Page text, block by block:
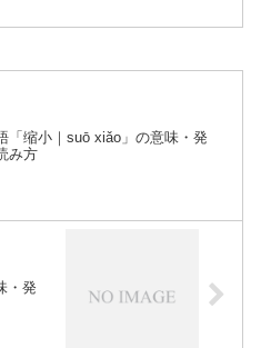
「缩小｜suō xiǎo」の意味・発
み方
・発